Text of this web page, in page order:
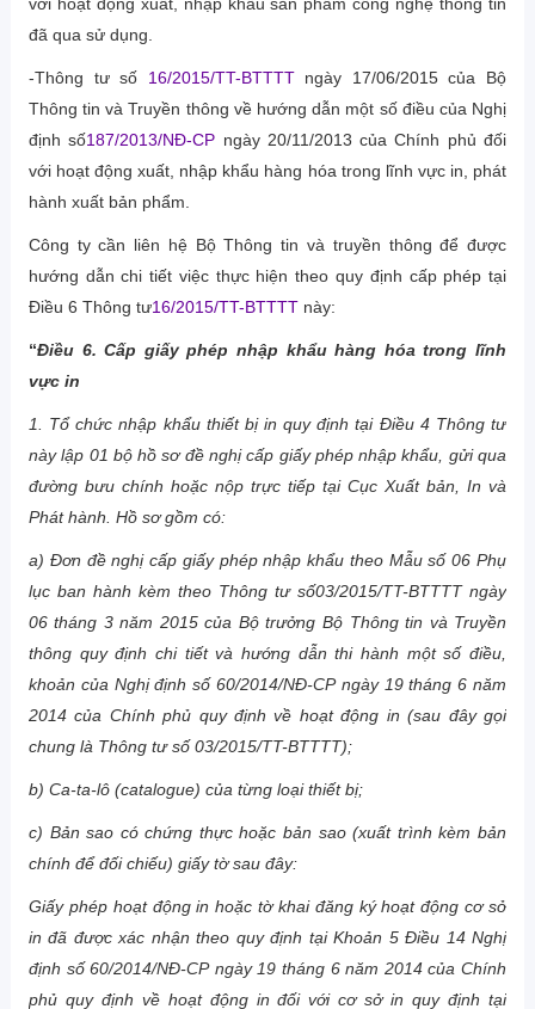
với hoạt động xuất, nhập khẩu sản phẩm công nghệ thông tin
đã qua sử dụng.
-Thông tư số 16/2015/TT-BTTTTngày 17/06/2015 của Bộ
Thông tin và Truyền thông về hướng dẫn một số điều của Nghị
định số187/2013/NĐ-CP ngày 20/11/2013 của Chính phủ đối
với hoạt động xuất, nhập khẩu hàng hóa trong lĩnh vực in, phát
hành xuất bản phẩm.
Công ty cần liên hệ Bộ Thông tin và truyền thông để được
hướng dẫn chi tiết việc thực hiện theo quy định cấp phép tại
Điều 6 Thông tư16/2015/TT-BTTTTnày:
“Điều 6. Cấp giấy phép nhập khẩu hàng hóa trong lĩnh
vực in
1. Tổ chức nhập khẩu thiết bị in quy định tại Điều 4 Thông tư
này lập 01 bộ hồ sơ đề nghị cấp giấy phép nhập khẩu, gửi qua
đường bưu chính hoặc nộp trực tiếp tại Cục Xuất bản, In và
Phát hành. Hồ sơ gồm có:
a) Đơn đề nghị cấp giấy phép nhập khẩu theo Mẫu số 06 Phụ
lục ban hành kèm theo Thông tư số03/2015/TT-BTTTT ngày
06 tháng 3 năm 2015 của Bộ trưởng Bộ Thông tin và Truyền
thông quy định chi tiết và hướng dẫn thi hành một số điều,
khoản của Nghị định số 60/2014/NĐ-CP ngày 19 tháng 6 năm
2014 của Chính phủ quy định về hoạt động in (sau đây gọi
chung là Thông tư số 03/2015/TT-BTTTT);
b) Ca-ta-lô (catalogue) của từng loại thiết bị;
c) Bản sao có chứng thực hoặc bản sao (xuất trình kèm bản
chính để đối chiếu) giấy tờ sau đây:
Giấy phép hoạt động in hoặc tờ khai đăng ký hoạt động cơ sở
in đã được xác nhận theo quy định tại Khoản 5 Điều 14 Nghị
định số 60/2014/NĐ-CP ngày 19 tháng 6 năm 2014 của Chính
phủ quy định về hoạt động in đối với cơ sở in quy định tại